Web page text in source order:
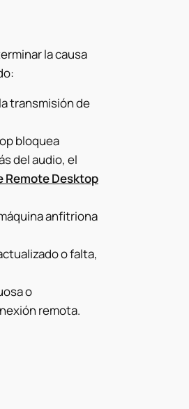
la causa
transmisión de
bloquea
del audio, el
Remote Desktop
anfitriona
o falta,
o
remota.